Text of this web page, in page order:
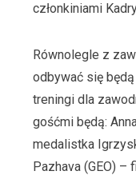
członkiniami
Równolegle z
odbywać się
treningi dla
gośćmi będą:
medalistka
Pazhava (GEO)